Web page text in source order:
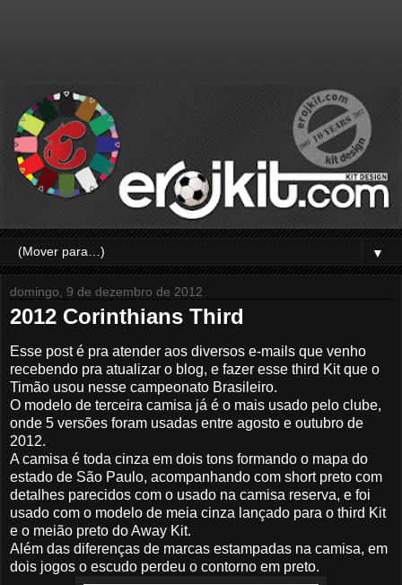
▼
domingo, 9 de dezembro de 2012
2012 Corinthians Third
Esse post é pra atender aos diversos e-mails que venho
recebendo pra atualizar o blog, e fazer esse third Kit que o
Timão usou nesse campeonato Brasileiro.
O modelo de terceira camisa já é o mais usado pelo clube,
onde 5 versões foram usadas entre agosto e outubro de
2012.
A camisa é toda cinza em dois tons formando o mapa do
estado de São Paulo, acompanhando com short preto com
detalhes parecidos com o usado na camisa reserva, e foi
usado com o modelo de meia cinza lançado para o third Kit
e o meião preto do Away Kit.
Além das diferenças de marcas estampadas na camisa, em
dois jogos o escudo perdeu o contorno em preto.